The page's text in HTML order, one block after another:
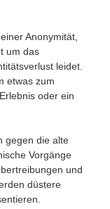
Anonymität,
um das
leidet.
etwas zum
oder ein
gegen die alte
Vorgänge
und
düstere